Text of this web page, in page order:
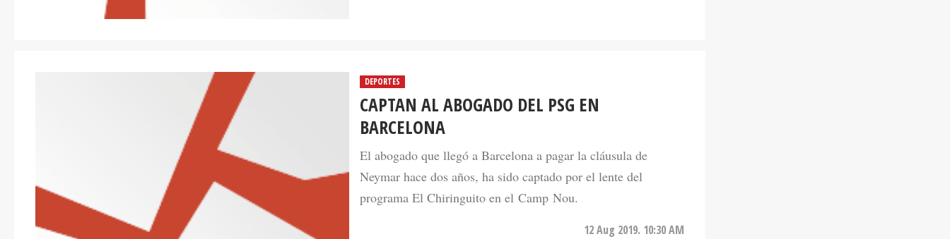
DEPORTES
CAPTAN AL ABOGADO DEL PSG EN
BARCELONA
El abogado que llegó a Barcelona a pagar la cláusula de
Neymar hace dos años, ha sido captado por el lente del
programa El Chiringuito en el Camp Nou.
12 Aug 2019. 10:30 AM